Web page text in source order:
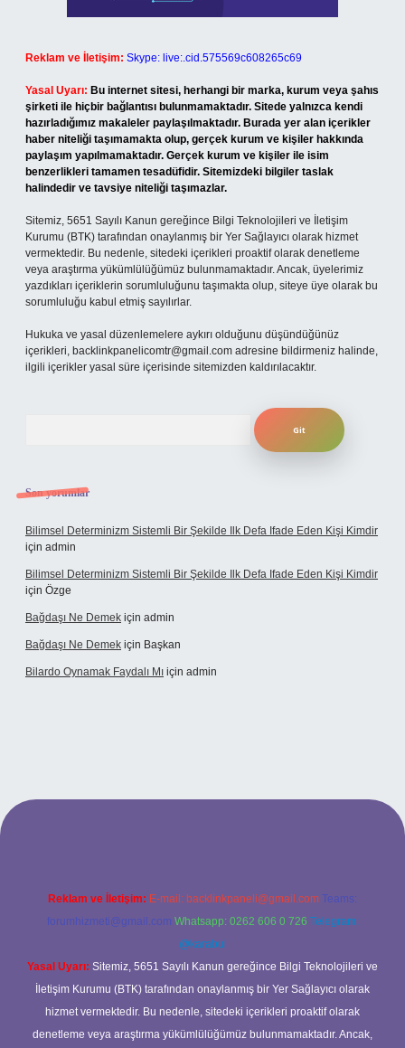
Reklam ve İletişim: Skype: live:.cid.575569c608265c69
Yasal Uyarı: Bu internet sitesi, herhangi bir marka, kurum veya şahıs
şirketi ile hiçbir bağlantısı bulunmamaktadır. Sitede yalnızca kendi
hazırladığımız makaleler paylaşılmaktadır. Burada yer alan içerikler
haber niteliği taşımamakta olup, gerçek kurum ve kişiler hakkında
paylaşım yapılmamaktadır. Gerçek kurum ve kişiler ile isim
benzerlikleri tamamen tesadüfidir. Sitemizdeki bilgiler taslak
halindedir ve tavsiye niteliği taşımazlar.
Sitemiz, 5651 Sayılı Kanun gereğince Bilgi Teknolojileri ve İletişim
Kurumu (BTK) tarafından onaylanmış bir Yer Sağlayıcı olarak hizmet
vermektedir. Bu nedenle, sitedeki içerikleri proaktif olarak denetleme
veya araştırma yükümlülüğümüz bulunmamaktadır. Ancak, üyelerimiz
yazdıkları içeriklerin sorumluluğunu taşımakta olup, siteye üye olarak bu
sorumluluğu kabul etmiş sayılırlar.
Hukuka ve yasal düzenlemelere aykırı olduğunu düşündüğünüz
içerikleri, backlinkpanelicomtr@gmail.com adresine bildirmeniz halinde,
ilgili içerikler yasal süre içerisinde sitemizden kaldırılacaktır.
Son yorumlar
Bilimsel Determinizm Sistemli Bir Şekilde Ilk Defa Ifade Eden Kişi Kimdir
için admin
Bilimsel Determinizm Sistemli Bir Şekilde Ilk Defa Ifade Eden Kişi Kimdir
için Özge
Bağdaşı Ne Demek için admin
Bağdaşı Ne Demek için Başkan
Bilardo Oynamak Faydalı Mı için admin
bahis sitesi
Reklam ve İletişim: E-mail: backlinkpaneli@gmail.com Teams:
forumhizmeti@gmail.com Whatsapp: 0262 606 0 726 Telegram:
@karabul
Yasal Uyarı: Sitemiz, 5651 Sayılı Kanun gereğince Bilgi Teknolojileri ve
İletişim Kurumu (BTK) tarafından onaylanmış bir Yer Sağlayıcı olarak
hizmet vermektedir. Bu nedenle, sitedeki içerikleri proaktif olarak
denetleme veya araştırma yükümlülüğümüz bulunmamaktadır. Ancak,